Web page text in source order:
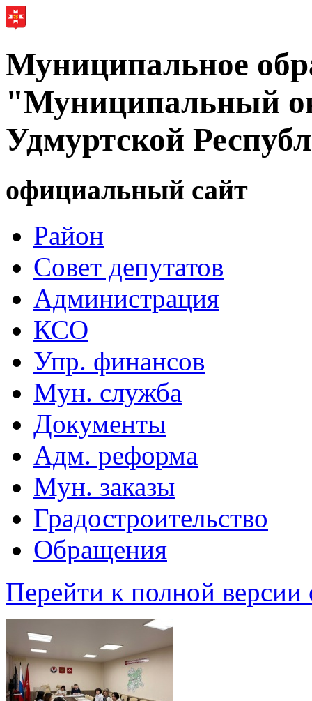
Муниципальное
"Муниципальный
Удмуртской
официальный сайт
Район
Совет депутатов
Администрация
КСО
Упр. финансов
Мун. служба
Документы
Адм. реформа
Мун. заказы
Градостроительство
Обращения
Перейти к полной версии